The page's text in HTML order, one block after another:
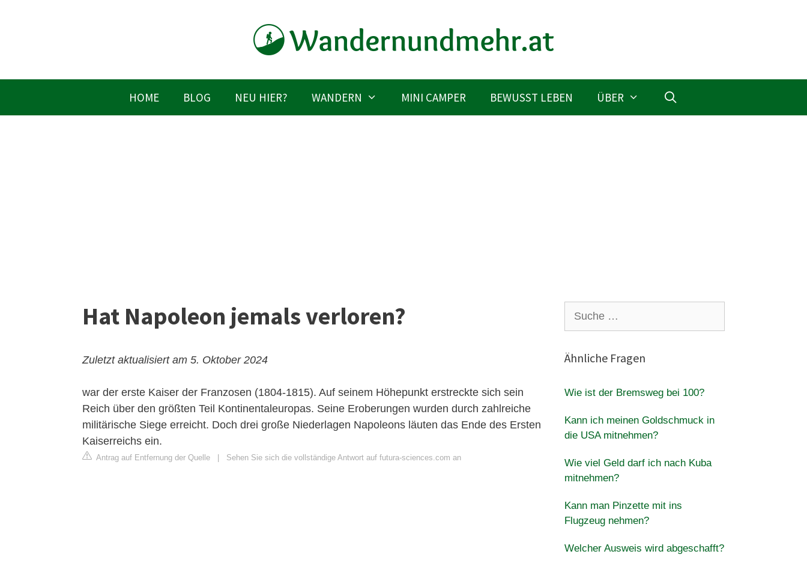
HOME BLOG NEU HIER? WANDERN MINI CAMPER BEWUSST LEBEN ÜBER
Hat Napoleon jemals verloren?
Zuletzt aktualisiert am 5. Oktober 2024
war der erste Kaiser der Franzosen (1804-1815). Auf seinem Höhepunkt erstreckte sich sein
Reich über den größten Teil Kontinentaleuropas. Seine Eroberungen wurden durch zahlreiche
militärische Siege erreicht. Doch drei große Niederlagen Napoleons läuten das Ende des Ersten
Kaiserreichs ein.
Antrag auf Entfernung der Quelle Sehen Sie sich die vollständige Antwort auf futura-sciences.com an
nach:
Ähnliche Fragen
Wie ist der Bremsweg bei 100?
Kann ich meinen Goldschmuck in
die USA mitnehmen?
Wie viel Geld darf ich nach Kuba
mitnehmen?
Kann man Pinzette mit ins
Flugzeug nehmen?
Welcher Ausweis wird abgeschafft?